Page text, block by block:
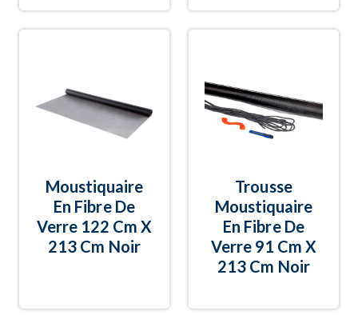
Moustiquaire
En Fibre De
Verre 122 Cm X
213 Cm Noir
Trousse
Moustiquaire
En Fibre De
Verre 91 Cm X
213 Cm Noir